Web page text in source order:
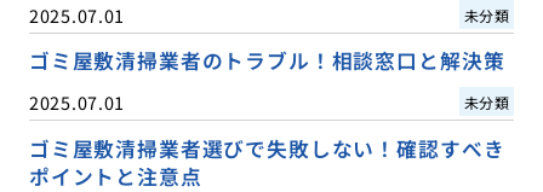
2025.07.01 未分類
ゴミ屋敷清掃業者のトラブル！相談窓口と解決策
2025.07.01 未分類
ゴミ屋敷清掃業者選びで失敗しない！確認すべき
ポイントと注意点